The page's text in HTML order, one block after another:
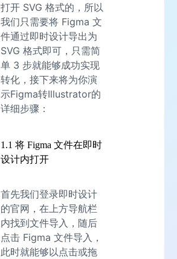
打开 SVG 格式的，所以
我们只需要将 Figma 文
件通过即时设计导出为
SVG 格式即可，只需简
单 3 步就能够成功实现
转化，接下来将为你演
示Figma转Illustrator的
详细步骤：
1.1 将 Figma 文件在即时
设计内打开
首先我们登录即时设计
的官网，在上方导航栏
内找到文件导入，随后
点击 Figma 文件导入，
此时就能够以点击或拖